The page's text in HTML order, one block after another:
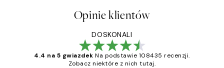
Opinie klientów
DOSKONALI
4.4 na 5 gwiazdek Na podstawie 108435 recenzji.
Zobacz niektóre z nich tutaj.